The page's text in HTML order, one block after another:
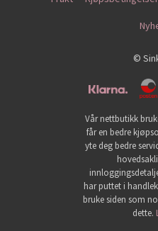
©
Vår nettbutikk
får en bedre
yte deg bedre
har puttet i
bruke siden som
dette.